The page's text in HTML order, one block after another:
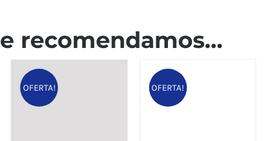
recomendamos…
OFERTA! OFERTA!